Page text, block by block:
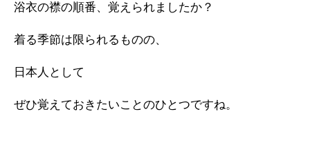
浴衣の襟の順番、覚えられましたか？
着る季節は限られるものの、
日本人として
ぜひ覚えておきたいことのひとつですね。